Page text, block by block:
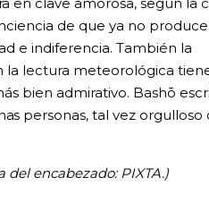
de que ya no
e indiferencia. También la
lectura meteorológica
bien admirativo. Bashō
personas, tal vez orgulloso
del encabezado: PIXTA.)